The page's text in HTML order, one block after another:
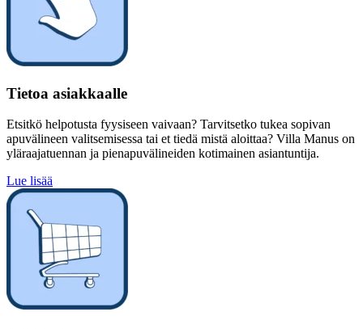
Tietoa asiakkaalle
Etsitkö helpotusta fyysiseen vaivaan? Tarvitsetko tukea sopivan
apuvälineen valitsemisessa tai et tiedä mistä aloittaa? Villa Manus on
yläraajatuennan ja pienapuvälineiden kotimainen asiantuntija.
Lue lisää